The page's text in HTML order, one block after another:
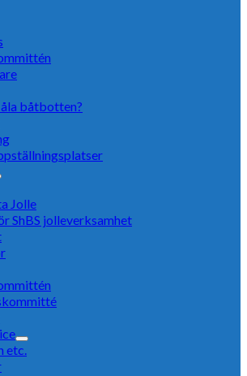
båtbotten?
Jolle
ShBS jolleverksamhet
etc.